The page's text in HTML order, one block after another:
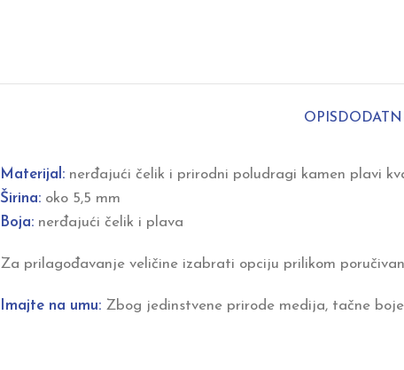
OPIS
Materijal: nerđajući čelik i prirodni poludragi kamen plavi
Širina: oko 5,5 mm
Boja: nerđajući čelik i plava
Za prilagođavanje veličine izabrati opciju prilikom
Imajte na umu: Zbog jedinstvene prirode medija, tačne